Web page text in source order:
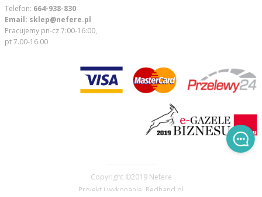
Telefon: 664-938-830
Email: sklep@nefere.pl
Pracujemy pn-cz 7:00-16:00,
pt 7.00-16.00
Copyright ©2019 Nefere
Projekt i wykonanie: Redhand.pl